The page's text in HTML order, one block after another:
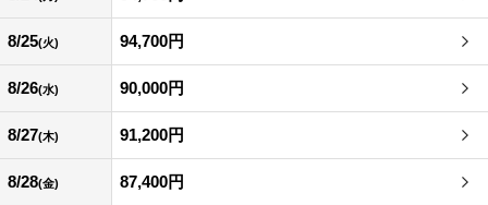
8/25(火) 94,700円
8/26(水) 90,000円
8/27(木) 91,200円
8/28(金) 87,400円